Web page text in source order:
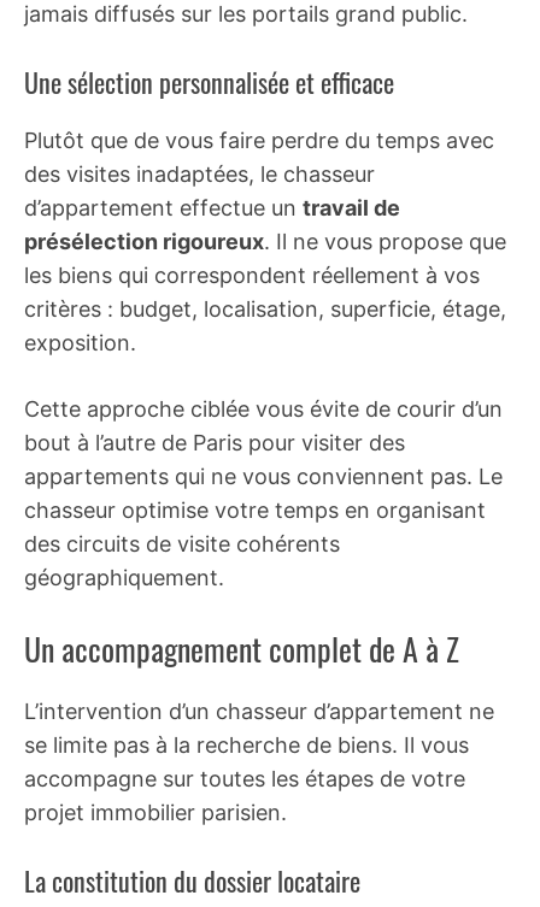
jamais diffusés sur les portails grand public.
Une sélection personnalisée et efficace
Plutôt que de vous faire perdre du temps avec
des visites inadaptées, le chasseur
d’appartement effectue un travail de
présélection rigoureux. Il ne vous propose que
les biens qui correspondent réellement à vos
critères : budget, localisation, superficie, étage,
exposition.
Cette approche ciblée vous évite de courir d’un
bout à l’autre de Paris pour visiter des
appartements qui ne vous conviennent pas. Le
chasseur optimise votre temps en organisant
des circuits de visite cohérents
géographiquement.
Un accompagnement complet de A à Z
L’intervention d’un chasseur d’appartement ne
se limite pas à la recherche de biens. Il vous
accompagne sur toutes les étapes de votre
projet immobilier parisien.
La constitution du dossier locataire